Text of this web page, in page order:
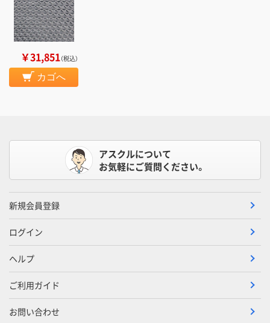
￥31,851（税込）
カゴへ
アスクルについて
お気軽にご質問ください。
新規会員登録
ログイン
ヘルプ
ご利用ガイド
お問い合わせ